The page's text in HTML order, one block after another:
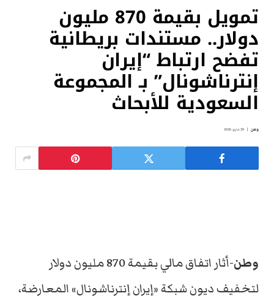
تمويل بقيمة 870 مليون
دولار.. مستندات بريطانية
تفضح ارتباط “إيران
إنترناشونال” بـ المجموعة
السعودية للأبحاث
وطن 29 مايو، 2026
وطن
-أثار اتفاق مالي بقيمة 870 مليون دولار
لتخفيف ديون شبكة «إيران إنترناشونال» المعارضة،